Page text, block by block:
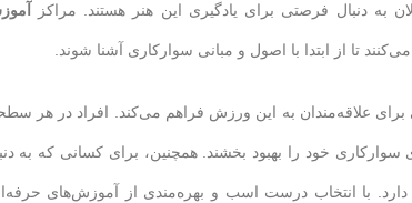
به دنبال فرصتی برای یادگیری این هنر هستند. مراکز
تا از ابتدا با اصول و مبانی سوارکاری آشنا شوند.
برای علاقه‌مندان به این ورزش فراهم می‌کند. افراد در هر
سوارکاری خود را بهبود بخشند. همچنین، برای کسانی که به
دارد. با انتخاب درست اسب و بهره‌مندی از آموزش‌های